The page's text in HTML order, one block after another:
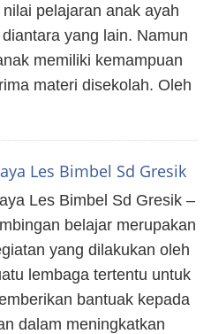
pelajaran anak ayah
yang lain. Namun
memiliki kemampuan
materi disekolah. Oleh
Les Bimbel Sd Gresik
Les Bimbel Sd Gresik –
belajar merupakan
yang dilakukan oleh
lembaga tertentu untuk
bantuak kepada
dalam meningkatkan